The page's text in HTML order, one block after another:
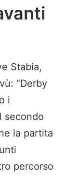
Stabia,
“Derby
i
secondo
la partita
percorso